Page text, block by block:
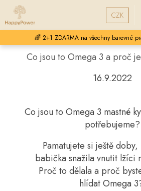
obsah
CZK
🌈 2+1 ZDARMA na všechny barevné
Co jsou to Omega 3 a proč
16.9.2022
Co jsou to Omega 3 mastné
potřebujeme?
Pamatujete si ještě doby,
babička snažila vnutit lžíci
Proč to dělala a proč
hlídat Omega
o
š
í
Zpět
Zpět